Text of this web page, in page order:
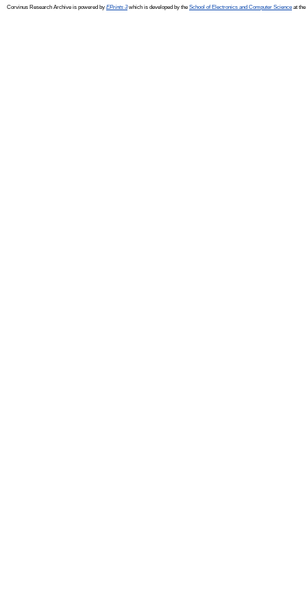
Corvinus Research Archive is powered by EPrints 3which is developed by the School of Electronics and Computer Science at